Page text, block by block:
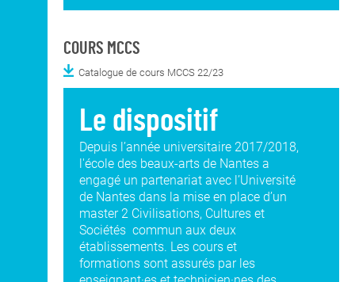
COURS MCCS
Catalogue de cours MCCS 22/23
Le dispositif
Depuis l’année universitaire 2017/2018,
l'école des beaux-arts de Nantes a
engagé un partenariat avec l’Université
de Nantes dans la mise en place d’un
master 2 Civilisations, Cultures et
Sociétés commun aux deux
établissements. Les cours et
formations sont assurés par les